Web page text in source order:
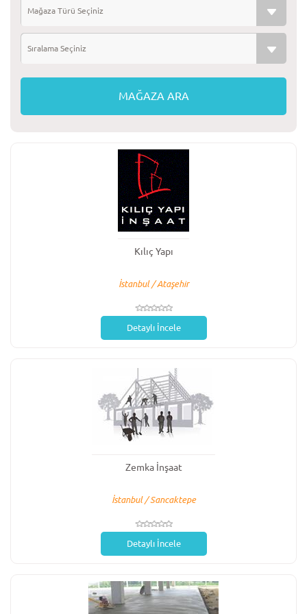
Mağaza Türü Seçiniz
Sıralama Seçiniz
Kılıç Yapı
İstanbul / Ataşehir
Detaylı İncele
Zemka İnşaat
İstanbul / Sancaktepe
Detaylı İncele